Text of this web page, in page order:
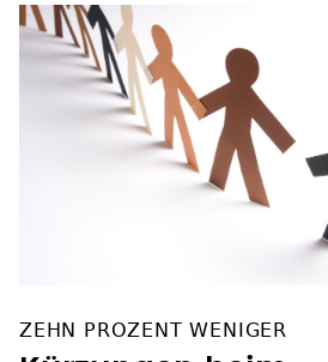
Kürzungen beim